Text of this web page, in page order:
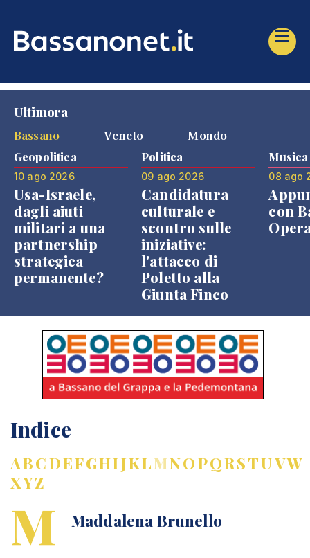
Ultimora
Bassano
Veneto Mondo
Geopolitica
10 ago 2026
Usa-Israele,
dagli aiuti
militari a una
partnership
strategica
permanente?
Politica
09 ago 2026
Candidatura
culturale e
scontro sulle
iniziative:
l'attacco di
Poletto alla
Giunta Finco
Musica
08 ago
con
Indice
ABCDEFGHIJKLMNOPQRSTUVW
XYZ
M Maddalena Brunello